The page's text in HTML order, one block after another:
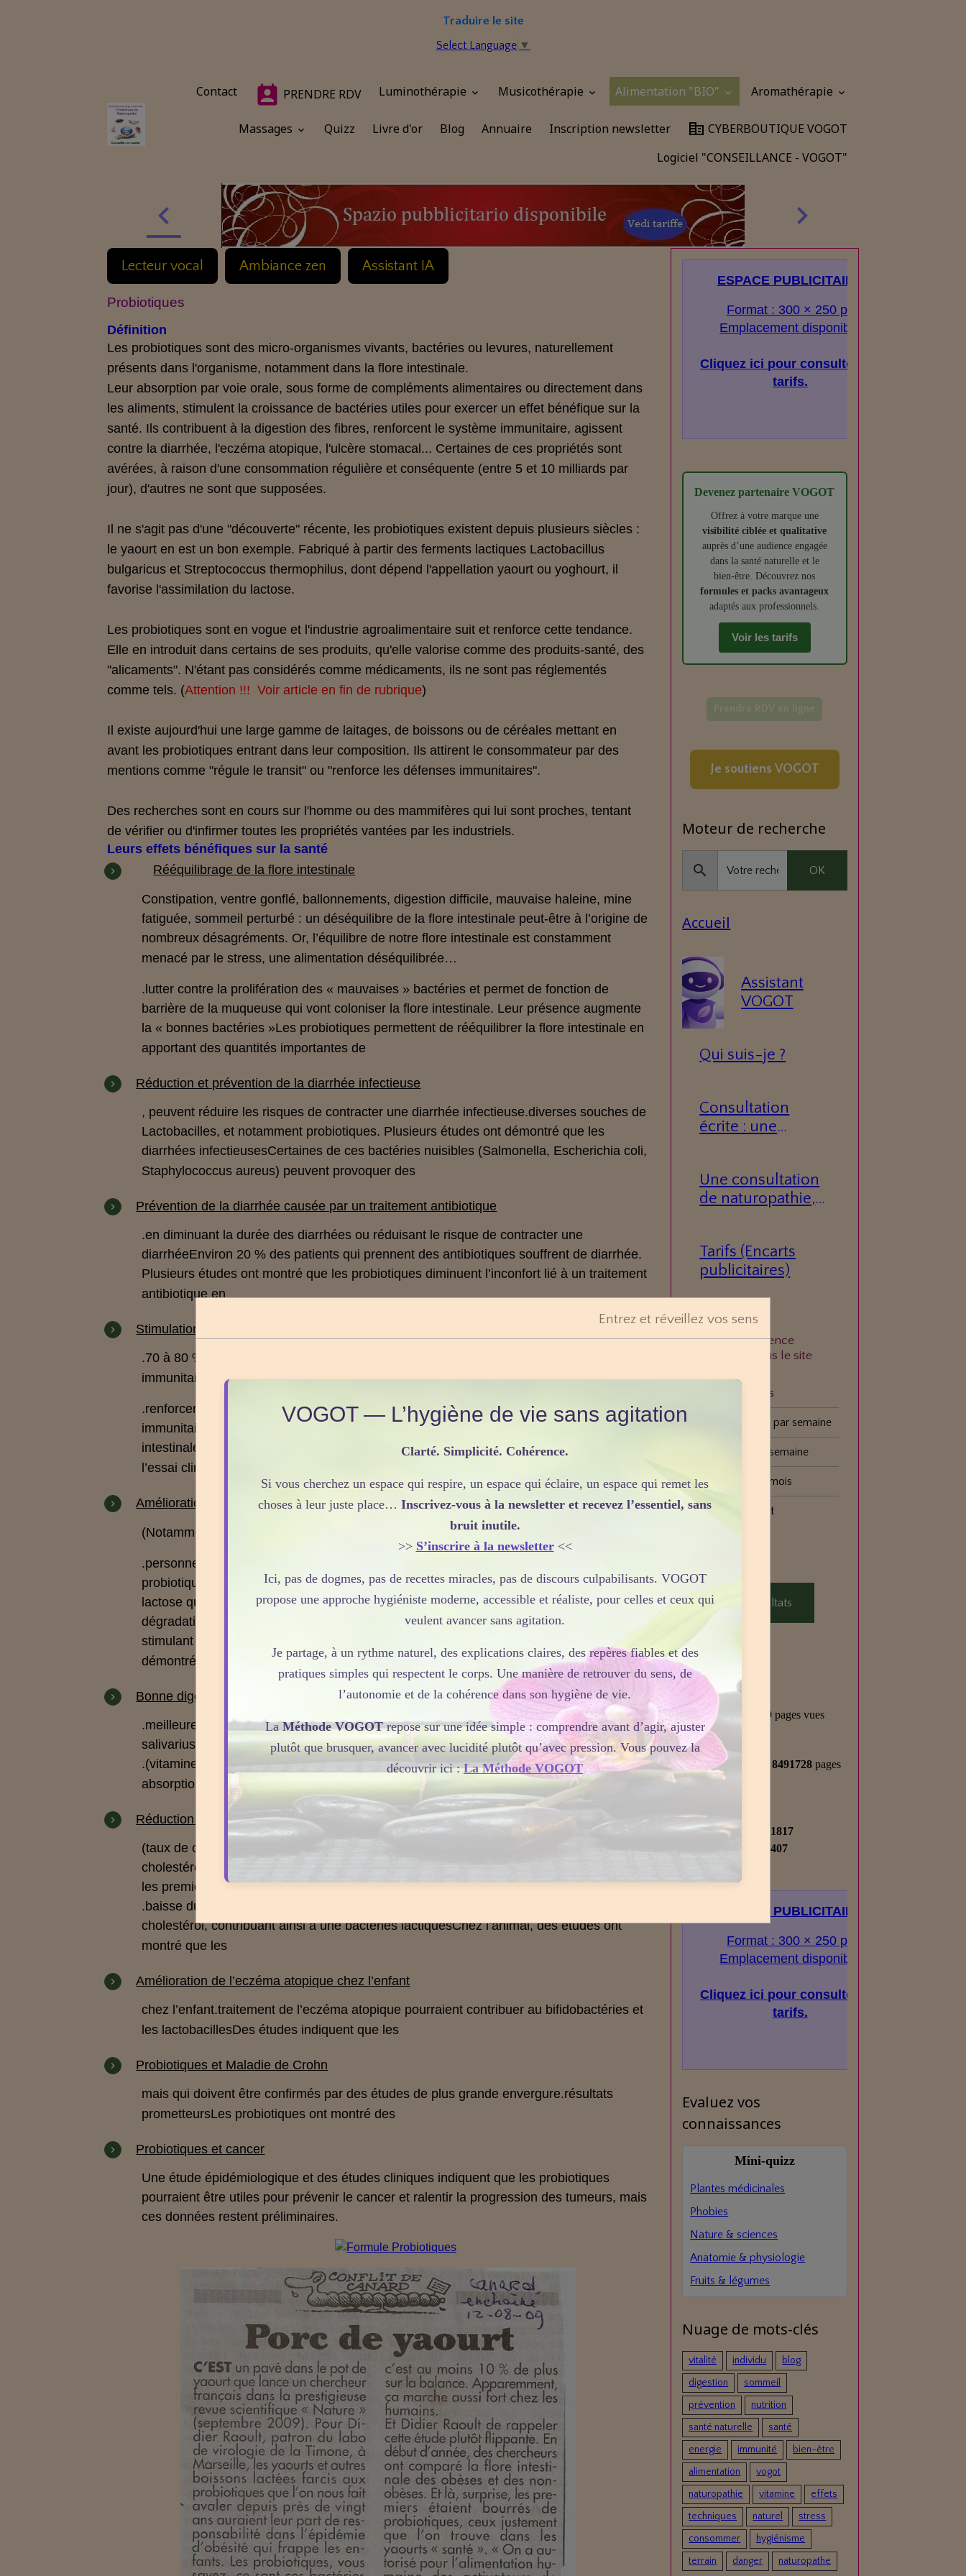
Traduire le site
Select Language ▼
Contact PRENDRE RDV Luminothérapie Musicothérapie Alimentation "BIO" Aromathérapie
Massages Quizz Livre d'or Blog Annuaire Inscription newsletter
CYBERBOUTIQUE VOGOT
Logiciel "CONSEILLANCE - VOGOT"
Lecteur vocal Ambiance zen Assistant IA
Probiotiques
Définition
Les probiotiques sont des micro-organismes vivants, bactéries ou levures, naturellement
présents dans l'organisme, notamment dans la flore intestinale.
Leur absorption par voie orale, sous forme de compléments alimentaires ou directement dans
les aliments, stimulent la croissance de bactéries utiles pour exercer un effet bénéfique sur la
santé. Ils contribuent à la digestion des fibres, renforcent le système immunitaire, agissent
contre la diarrhée, l'eczéma atopique, l'ulcère stomacal... Certaines de ces propriétés sont
avérées, à raison d'une consommation régulière et conséquente (entre 5 et 10 milliards par
jour), d'autres ne sont que supposées.
Il ne s'agit pas d'une "découverte" récente, les probiotiques existent depuis plusieurs siècles :
le yaourt en est un bon exemple. Fabriqué à partir des ferments lactiques Lactobacillus
bulgaricus et Streptococcus thermophilus, dont dépend l'appellation yaourt ou yoghourt, il
favorise l'assimilation du lactose.
Les probiotiques sont en vogue et l'industrie agroalimentaire suit et renforce cette tendance.
Elle en introduit dans certains de ses produits, qu'elle valorise comme des produits-santé, des
"alicaments". N'étant pas considérés comme médicaments, ils ne sont pas réglementés
comme tels. (Attention !!! Voir article en fin de rubrique)
Il existe aujourd'hui une large gamme de laitages, de boissons ou de céréales mettant en
avant les probiotiques entrant dans leur composition. Ils attirent le consommateur par des
mentions comme "régule le transit" ou "renforce les défenses immunitaires".
Des recherches sont en cours sur l'homme ou des mammifères qui lui sont proches, tentant
de vérifier ou d'infirmer toutes les propriétés vantées par les industriels.
Leurs effets bénéfiques sur la santé
Rééquilibrage de la flore intestinale
Constipation, ventre gonflé, ballonnements, digestion difficile, mauvaise haleine, mine
fatiguée, sommeil perturbé : un déséquilibre de la flore intestinale peut-être à l’origine de
nombreux désagréments. Or, l’équilibre de notre flore intestinale est constamment
menacé par le stress, une alimentation déséquilibrée…
. lutter contre la prolifération des « mauvaises » bactéries et permet defonction de
barrière de la muqueuse qui vont coloniser la flore intestinale. Leur présence augmente
la« bonnes bactéries »Les probiotiques permettent de rééquilibrer la flore intestinale en
apportant des quantités importantes de
Réduction et prévention de la diarrhée infectieuse
, peuvent réduire les risques de contracter une diarrhée infectieuse.diverses souches de
Lactobacilles, et notamment probiotiques. Plusieurs études ont démontré que les
diarrhées infectieusesCertaines de ces bactéries nuisibles (Salmonella, Escherichia coli,
Staphylococcus aureus) peuvent provoquer des
Prévention de la diarrhée causée par un traitement antibiotique
.en diminuant la durée des diarrhées ou réduisant le risque de contracter une
diarrhéeEnviron 20 % des patients qui prennent des antibiotiques souffrent de diarrhée.
Plusieurs études ont montré que les probiotiques diminuent l’inconfort lié à un traitement
antibiotique en
Stimulation des défenses immunitaires
.70 à 80 % de nos cellules immunitaires se logent dans l’intestin
immunitaire sont fortement liés puisque
.renforcent les défenses immunitaires(capacité à moduler l’activité du système
immunitaire) : les probiotiques, en stimulant les cellules immunitaires de la muqueuse
intestinale,
La plupart des études allant de la cellule isolée à
l’essai clinique sur l’homme montrent que l’ingestion de probiotiques a un
Amélioration des fonctions intestinales
(Notamment amélioration de la digestion du lactose)
.personnes souffrant d’intolérance au lactose
probiotiques sont souvent conseillés en complément à desmeilleure digestion du
lactose qu’elles transforment en acide lactique ; à ce titre, elles permettent une
dégradation du lactose
sont par définition responsables de labactéries lactiques
stimulant de plusieurs souches probiotiques sur la digestion-absorption du lactose a été
démontré in vivo chez l’homme. Les
Bonne digestion et absorption des minéraux et vitamines
.meilleure absorption du calciumDe même, un probiotique comme le Lactobacillus
salivarius participe à une
.(vitamines du groupe B et vitamine K) de certaines vitaminesproductionet la
absorption
facilitaient l’ probiotiquesIl a également été montré que les
Réduction du taux de triglycérides et de cholestérol
(taux de cholestérol dans le sang).
cholestérolémie
les premiers résultats indiquent que les
.baisse du taux de cholestérol
cholestérol, contribuant ainsi à unebactéries lactiquesChez l’animal, des études ont
montré que les
Amélioration de l’eczéma atopique chez l’enfant
chez l’enfant.traitement de l’eczéma atopique pourraient contribuer au bifidobactéries et
les lactobacillesDes études indiquent que les
Probiotiques et Maladie de Crohn
mais qui doivent être confirmés par des études de plus grande envergure.résultats
prometteursLes probiotiques ont montré des
Probiotiques et cancer
Une étude épidémiologique et des études cliniques indiquent que les probiotiques
pourraient être utiles pour prévenir le cancer et ralentir la progression des tumeurs, mais
ces données restent préliminaires.
ESPACE PUBLICITAIRE
Format : 300 × 250 px
Emplacement disponible
Cliquez ici pour consulter les
tarifs.
Devenez partenaire VOGOT
Offrez à votre marque une
visibilité ciblée et qualitative
auprès d’une audience engagée
dans la santé naturelle et le
bien‑être. Découvrez nos
formules et packs avantageux
adaptés aux professionnels.
Voir les tarifs
Prendre RDV en ligne
Je soutiens VOGOT
Moteur de recherche
OK
Accueil
Assistant
VOGOT
Qui suis-je ?
Consultation
écrite : une
votre question.
Une consultation
de naturopathie,
Tarifs (Encarts
publicitaires)
À quelle fréquence
consultez-vous le site
Tous les jours
Plusieurs fois par semaine
Une fois par semaine
Une fois par mois
Plus rarement
Voir les résultats
Statistiques
Aujourd'hui
visiteurs - 1229 pages vues
Total
2715200visiteurs -8491728 pages
Nombre de pages : 1817
Nombre d'articles :407
ESPACE PUBLICITAIRE
Format : 300 × 250 px
Emplacement disponible
Cliquez ici pour consulter les
tarifs.
Evaluez vos
connaissances
Mini‑quizz
Plantes médicinales
Phobies
Nature & sciences
Anatomie & physiologie
Fruits & légumes
Nuage de mots-clés
vitalité individu
blog
digestion
sommeil
prévention
nutrition
santé naturelle
santé
energie
immunité
bien-être
alimentation
vogot
naturopathie
vitamine
effets
techniques
naturel
stress
consommer
hygiénisme
terrain
danger naturopathe
Entrez et réveillez vos sens
VOGOT — L’hygiène de vie sans agitation
Clarté. Simplicité. Cohérence.
Si vous cherchez un espace qui respire, un espace qui éclaire, un espace qui remet les
choses à leur juste place… Inscrivez-vous à la newsletter et recevez l’essentiel, sans
bruit inutile.
>> S’inscrire à la newsletter<<
Ici, pas de dogmes, pas de recettes miracles, pas de discours culpabilisants. VOGOT
propose une approche hygiéniste moderne, accessible et réaliste, pour celles et ceux qui
veulent avancer sans agitation.
Je partage, à un rythme naturel, des explications claires, des repères fiables et des
pratiques simples qui respectent le corps. Une manière de retrouver du sens, de
l’autonomie et de la cohérence dans son hygiène de vie.
LaMéthode VOGOTrepose sur une idée simple : comprendre avant d’agir, ajuster
plutôt que brusquer, avancer avec lucidité plutôt qu’avec pression. Vous pouvez la
découvrir ici :La Méthode VOGOT